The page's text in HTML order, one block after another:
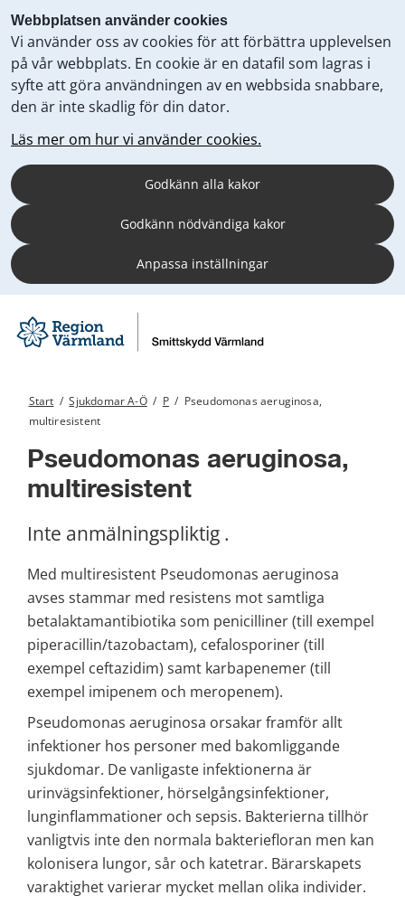
Webbplatsen använder cookies
Vi använder oss av cookies för att förbättra upplevelsen
på vår webbplats. En cookie är en datafil som lagras i
syfte att göra användningen av en webbsida snabbare,
den är inte skadlig för din dator.
Läs mer om hur vi använder cookies.
Godkänn alla kakor
Godkänn nödvändiga kakor
Anpassa inställningar
Start / Sjukdomar A-Ö / P / Pseudomonas aeruginosa,
multiresistent
Pseudomonas aeruginosa,
multiresistent
Inte anmälningspliktig .
Med multiresistent Pseudomonas aeruginosa
avses stammar med resistens mot samtliga
betalaktamantibiotika som penicilliner (till exempel
piperacillin/tazobactam), cefalosporiner (till
exempel ceftazidim) samt karbapenemer (till
exempel imipenem och meropenem).
Pseudomonas aeruginosa orsakar framför allt
infektioner hos personer med bakomliggande
sjukdomar. De vanligaste infektionerna är
urinvägsinfektioner, hörselgångsinfektioner,
lunginflammationer och sepsis. Bakterierna tillhör
vanligtvis inte den normala bakteriefloran men kan
kolonisera lungor, sår och katetrar. Bärarskapets
varaktighet varierar mycket mellan olika individer.